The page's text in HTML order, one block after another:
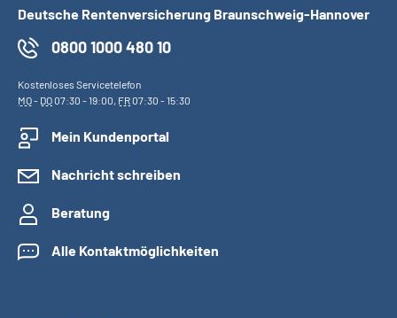
Deutsche Rentenversicherung Braunschweig-Hannover
0800 1000 480 10
Kostenloses Servicetelefon
MO- DO07:30 - 19:00, FR07:30 - 15:30
Mein Kundenportal
Nachricht schreiben
Beratung
Alle Kontaktmöglichkeiten